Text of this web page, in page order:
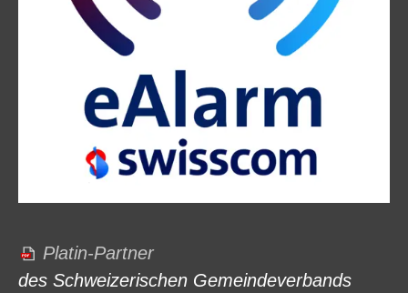
Platin-Partner
des Schweizerischen Gemeindeverbands